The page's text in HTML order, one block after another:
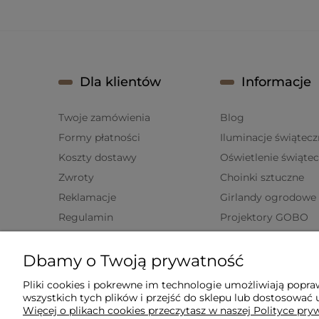
Dla klientów
Twoje zamówienia
Formy płatności
Koszty dostawy
Zwroty
Reklamacje
Regulamin
Ustawienia plików cookies
Informacje
Blog
Iluminacje
Oświetlenie
Choinki sztuczne
Girlandy ogrodowe
Projektory GOBO
Dbamy o Twoją prywatność
Pliki cookies i pokrewne im technologie umożliwiają
wszystkich tych plików i przejść do sklepu lub
Więcej o plikach cookies przeczytasz w naszej Polityce